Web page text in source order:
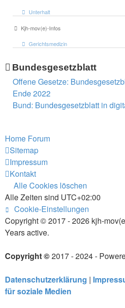
Unterhalt
Kjh-mov(e)-Infos
Gerichtsmedizin
Bundesgesetzblatt
Offene Gesetze:
Ende 2022
Bund: Bundesgesetzblatt in
Home Forum
Sitemap
Impressum
Kontakt
Alle Cookies löschen
Alle Zeiten sind UTC+02:00
Cookie-Einstellungen
Copyright © 2017 - 2026 kjh-
Years active.
Copyright ©2017 - 2024 -
Datenschutzerklärung |
für soziale Medien